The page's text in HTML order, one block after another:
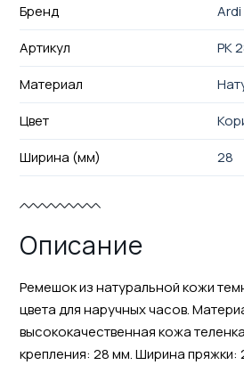
Бренд
Ardi
Артикул
РК
Материал
Цвет
Ширина (мм)
28
Описание
Ремешок из натуральной кожи
цвета для наручных часов.
высококачественная кожа
крепления: 28 мм. Ширина пряжки: